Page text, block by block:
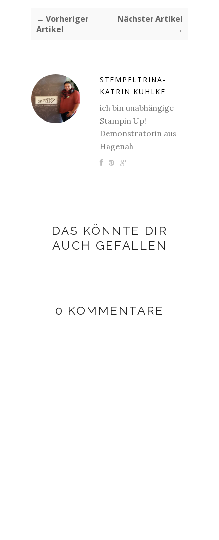
← Vorheriger
Artikel
Nächster Artikel
→
STEMPELTRINA-
KATRIN KÜHLKE
ich bin unabhängige
Stampin Up!
Demonstratorin aus
Hagenah
DAS KÖNNTE DIR
AUCH GEFALLEN
0 KOMMENTARE